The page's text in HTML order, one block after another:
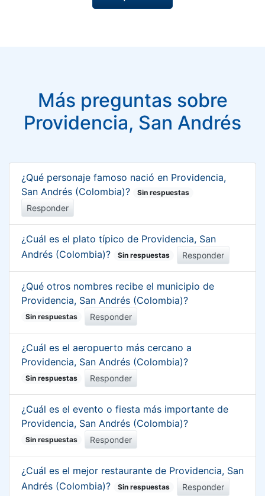
Más preguntas sobre
Providencia, San Andrés
¿Qué personaje famoso nació en Providencia,
San Andrés (Colombia)?
Sin respuestas
Responder
¿Cuál es el plato típico de Providencia, San
Andrés (Colombia)?
Sin respuestas Responder
¿Qué otros nombres recibe el municipio de
Providencia, San Andrés (Colombia)?
Sin respuestas Responder
¿Cuál es el aeropuerto más cercano a
Providencia, San Andrés (Colombia)?
Sin respuestas Responder
¿Cuál es el evento o fiesta más importante de
Providencia, San Andrés (Colombia)?
Sin respuestas Responder
¿Cuál es el mejor restaurante de Providencia, San
Andrés (Colombia)?
Sin respuestas Responder